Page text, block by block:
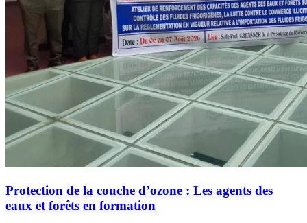
Protection de la couche d’ozone : Les agents des
eaux et forêts en formation